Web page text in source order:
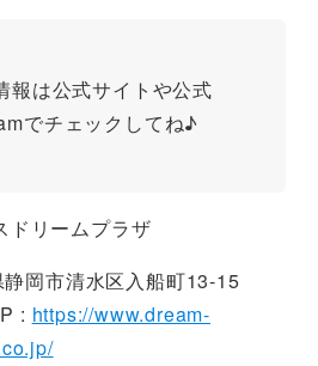
報は公式サイトや公式
でチェックしてね♪
ドリームプラザ
岡市清水区入船町13-15
: https://www.dream-